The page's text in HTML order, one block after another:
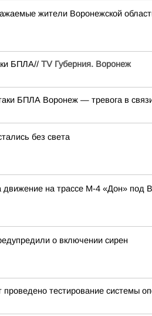
жители Воронежской
БПЛА// TV Губерния. Воронеж
БПЛА Воронеж — тревога в
без света
движение на трассе М-4 «Дон» под
о включении сирен
проведено тестирование системы